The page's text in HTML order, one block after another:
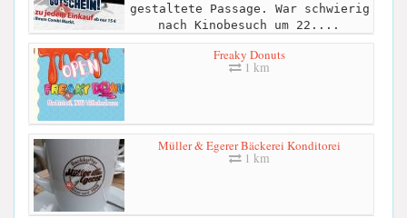
gestaltete Passage. War schwierig
nach Kinobesuch um 22....
Freaky Donuts
1 km
Müller & Egerer Bäckerei Konditorei
1 km